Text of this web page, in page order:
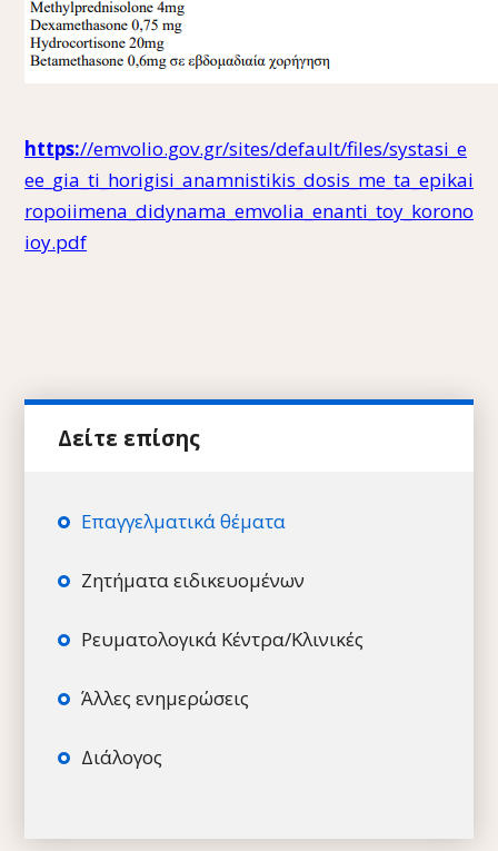
https://emvolio.gov.gr/sites/default/files/systasi_e
ee_gia_ti_horigisi_anamnistikis_dosis_me_ta_epikai
ropoiimena_didynama_emvolia_enanti_toy_korono
ioy.pdf
Επαγγελματικά θέματα
Ζητήματα ειδικευομένων
Ρευματολογικά Κέντρα/Κλινικές
Άλλες ενημερώσεις
Διάλογος